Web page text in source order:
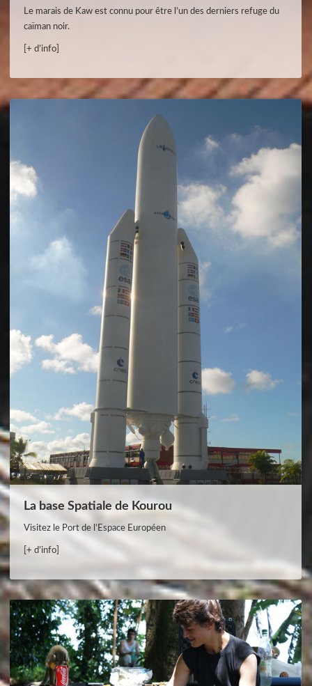
Le marais de Kaw est connu pour être l’un des derniers refuge du
caïman noir.
[+ d’info]
La base Spatiale de Kourou
Visitez le Port de l’Espace Européen
[+ d’info]